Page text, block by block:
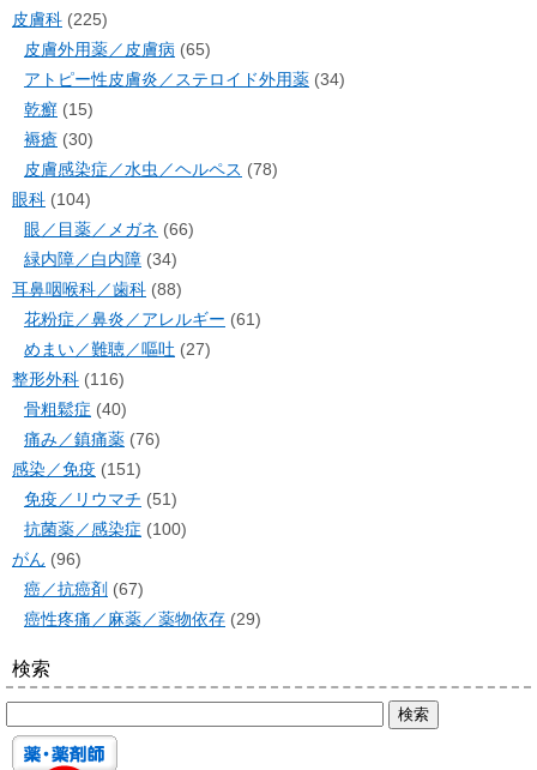
皮膚科 (225)
皮膚外用薬／皮膚病 (65)
アトピー性皮膚炎／ステロイド外用薬 (34)
乾癬 (15)
褥瘡 (30)
皮膚感染症／水虫／ヘルペス (78)
眼科 (104)
眼／目薬／メガネ (66)
緑内障／白内障 (34)
耳鼻咽喉科／歯科 (88)
花粉症／鼻炎／アレルギー (61)
めまい／難聴／嘔吐 (27)
整形外科 (116)
骨粗鬆症 (40)
痛み／鎮痛薬 (76)
感染／免疫 (151)
免疫／リウマチ (51)
抗菌薬／感染症 (100)
がん (96)
癌／抗癌剤 (67)
癌性疼痛／麻薬／薬物依存 (29)
検索